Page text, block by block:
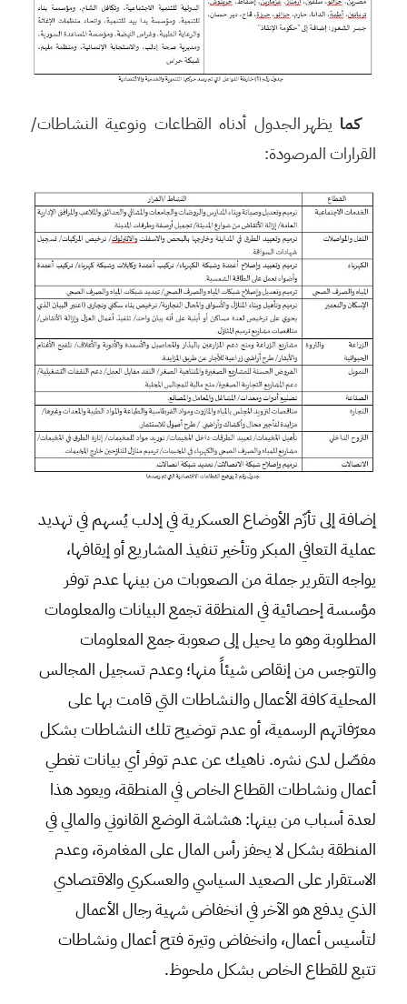
كما يظهر الجدول أدناه القطاعات ونوعية النشاطات/
القرارات المرصودة:
إضافة إلى تأزّم الأوضاع العسكرية في إدلب يُسهم في تهديد
عملية التعافي المبكر وتأخير تنفيذ المشاريع أو إيقافها،
يواجه التقرير جملة من الصعوبات من بينها عدم توفر
مؤسسة إحصائية في المنطقة تجمع البيانات والمعلومات
المطلوبة وهو ما يحيل إلى صعوبة جمع المعلومات
والتوجس من إنقاص شيئاً منها؛ وعدم تسجيل المجالس
المحلية كافة الأعمال والنشاطات التي قامت بها على
معرّفاتهم الرسمية، أو عدم توضيح تلك النشاطات بشكل
مفصّل لدى نشره. ناهيك عن عدم توفر أي بيانات تغطي
أعمال ونشاطات القطاع الخاص في المنطقة، ويعود هذا
لعدة أسباب من بينها: هشاشة الوضع القانوني والمالي في
المنطقة بشكل لا يحفز رأس المال على المغامرة، وعدم
الاستقرار على الصعيد السياسي والعسكري والاقتصادي
الذي يدفع هو الآخر في انخفاض شهية رجال الأعمال
لتأسيس أعمال، وانخفاض وتيرة فتح أعمال ونشاطات
تتبع للقطاع الخاص بشكل ملحوظ.